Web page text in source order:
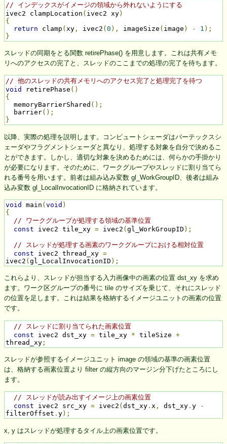
// インデックスがイメージの領域から外れないようにする
ivec2 clampLocation ( ivec2 xy)
{
return clamp ( xy , ivec2 ( 0 ), imageSize ( image ) - 1 );
}
スレッドの同期をとる関数 retirePhase() を用意します。これは共有メモ
リへのアクセスの完了と、スレッドのここまでの処理の完了を待ちます。
// 他のスレッドの共有メモリへのアクセス完了と処理完了を待つ
void
retirePhase ()
{
  memoryBarrierShared
();
  barrier
();
}
以降、実際の処理を説明します。コンピュートシェーダはバーテックスシ
ェーダやフラグメントシェーダと異なり、処理する対象を自分で決めるこ
とができます。しかし、適切な対象を決めるためには、何らかの手掛かり
が必要になります。そのために、ワークグループやスレッドに割り当てら
れる番号を用います。前者は組み込み変数 gl_WorkGroupID、後者は組み
込み変数 gl_LocalInvocationID に格納されています。
void main ( void )
{
// ワークグループが処理する領域の基準位置
const ivec2 tile_xy = ivec2 ( gl_WorkGroupID );
// スレッドが処理する画素のワークグループにおける相対位置
const ivec2 thread_xy =
ivec2 ( gl_LocalInvocationID );
これらより、スレッドが担当する入力画像中の画素の位置 dst_xy を求め
ます。ワーク区グループの番号に tile のサイズを乗じて、それにスレッド
の位置を足します。これは結果を格納するイメージユニットの画素の位置
です。
// スレッドに割り当てられた画素位置
const ivec2 dst_xy = tile_xy * tileSize +
thread_xy ;
スレッドが参照するイメージユニット image の領域の基準の画素位置
は、格納する画素位置より filter の縦方向のマージン分下げたところにし
ます。
// スレッドが読み出すイメージ上の画素位置
const ivec2 src_xy = ivec2 ( dst_xy . x , dst_xy . y
-
filterOffset . y);
x, y はスレッドが処理するタイル上の画素位置です。